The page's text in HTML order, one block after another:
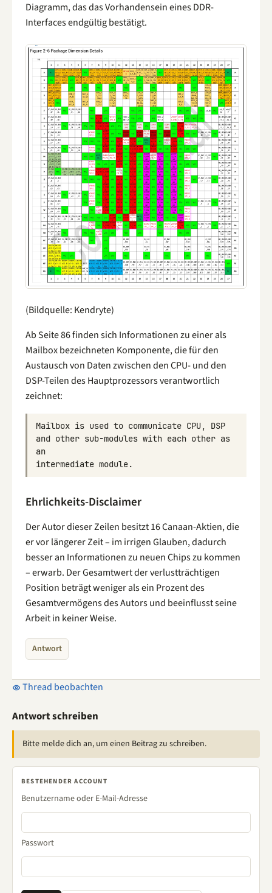
Diagramm, das das Vorhandensein eines DDR-
Interfaces endgültig bestätigt.
(Bildquelle: Kendryte)
Ab Seite 86 finden sich Informationen zu einer als
Mailbox bezeichneten Komponente, die für den
Austausch von Daten zwischen den CPU- und den
DSP-Teilen des Hauptprozessors verantwortlich
zeichnet:
Mailbox is used to communicate CPU,
DSP
and other sub-modules with each other as
an
intermediate module.
Ehrlichkeits-Disclaimer
Der Autor dieser Zeilen besitzt 16 Canaan-Aktien, die
er vor längerer Zeit – im irrigen Glauben, dadurch
besser an Informationen zu neuen Chips zu kommen
– erwarb. Der Gesamtwert der verlustträchtigen
Position beträgt weniger als ein Prozent des
Gesamtvermögens des Autors und beeinflusst seine
Arbeit in keiner Weise.
Antwort
Thread beobachten
Antwort schreiben
Bitte melde dich an, um einen Beitrag zu schreiben.
BESTEHENDER ACCOUNT
Benutzername oder E-Mail-Adresse
Passwort